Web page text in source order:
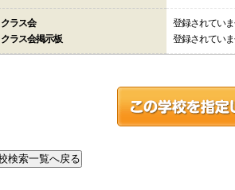
クラス会
クラス会掲示板
登録されていま
登録されていま